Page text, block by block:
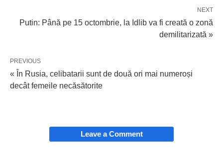
NEXT
Putin: Până pe 15 octombrie, la Idlib va fi creată o zonă
demilitarizată »
PREVIOUS
« În Rusia, celibatarii sunt de două ori mai numeroși
decât femeile necăsătorite
Leave a Comment